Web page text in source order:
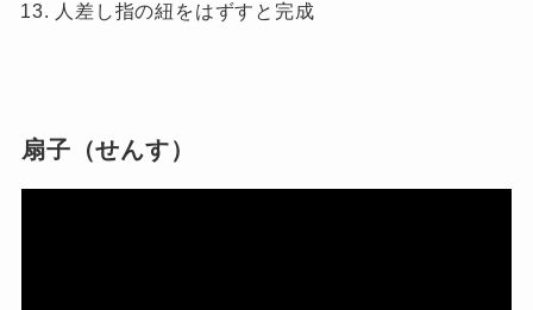
人差し指の紐をはずすと完成
扇子（せんす）